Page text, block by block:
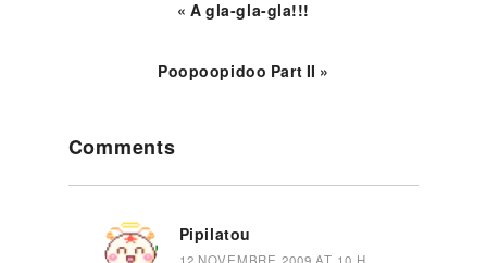
« A gla-gla-gla!!!
Poopoopidoo Part II »
Interactions
Comments
Pipilatou